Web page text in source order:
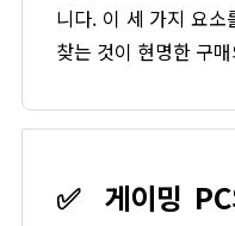
니다. 이 세 가지 요소
찾는 것이 현명한 구
✅ 게이밍